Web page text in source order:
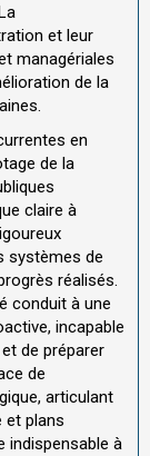
et leur
managériales
de la
en
de la
claire à
systèmes de
réalisés.
conduit à une
incapable
de préparer
de
articulant
et plans
indispensable à